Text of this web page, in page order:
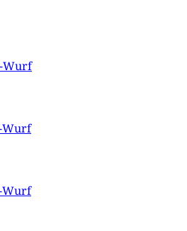
Wurf
Wurf
Wurf